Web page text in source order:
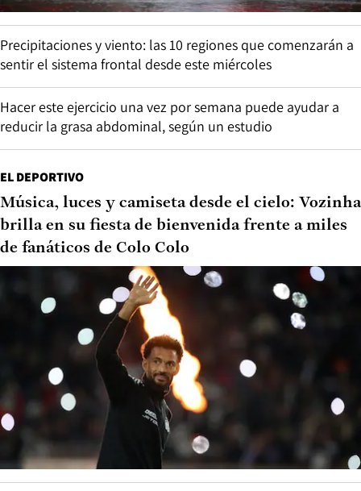
Precipitaciones y viento: las 10 regiones que comenzarán a
sentir el sistema frontal desde este miércoles
Hacer este ejercicio una vez por semana puede ayudar a
reducir la grasa abdominal, según un estudio
EL DEPORTIVO
Música, luces y camiseta desde el cielo: Vozinha
brilla en su fiesta de bienvenida frente a miles
de fanáticos de Colo Colo